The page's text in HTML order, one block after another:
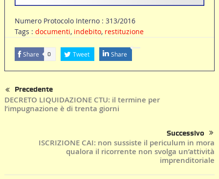
Numero Protocolo Interno : 313/2016
Tags : documenti, indebito, restituzione
Share 0 Tweet Share
Precedente
DECRETO LIQUIDAZIONE CTU: il termine per
l’impugnazione è di trenta giorni
Successivo
ISCRIZIONE CAI: non sussiste il periculum in mora
qualora il ricorrente non svolga un’attività
imprenditoriale